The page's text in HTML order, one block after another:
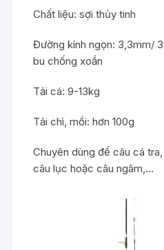
Chất liệu: sợi thủy tinh
Đường kính ngọn: 3,3mm/
bu chống xoắn
Tải cá: 9-13kg
Tải chì, mồi: hơn 100g
Chuyên dùng để câu cá
câu lục hoặc câu ngâm,…